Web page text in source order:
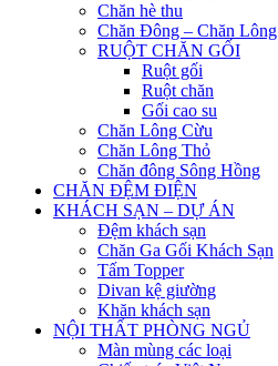
Chăn hè thu
Chăn Đông – Chăn Lông
RUỘT CHĂN GỐI
Ruột gối
Ruột chăn
Gối cao su
Chăn Lông Cừu
Chăn Lông Thỏ
Chăn đông Sông Hồng
CHĂN ĐỆM ĐIỆN
KHÁCH SẠN – DỰ ÁN
Đệm khách sạn
Chăn Ga Gối Khách Sạn
Tấm Topper
Divan kệ giường
Khăn khách sạn
NỘI THẤT PHÒNG NGỦ
Màn mùng các loại